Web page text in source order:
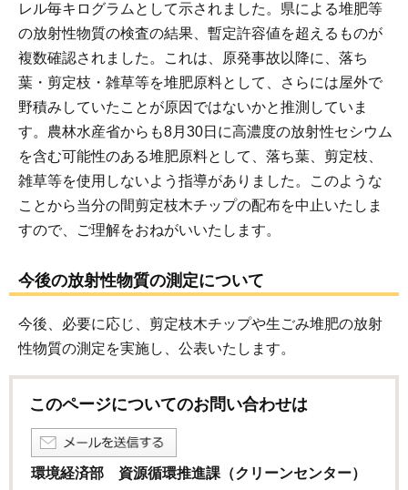
レル毎キログラムとして示されました。県による堆肥等
の放射性物質の検査の結果、暫定許容値を超えるものが
複数確認されました。これは、原発事故以降に、落ち
葉・剪定枝・雑草等を堆肥原料として、さらには屋外で
野積みしていたことが原因ではないかと推測していま
す。農林水産省からも8月30日に高濃度の放射性セシウム
を含む可能性のある堆肥原料として、落ち葉、剪定枝、
雑草等を使用しないよう指導がありました。このような
ことから当分の間剪定枝木チップの配布を中止いたしま
すので、ご理解をおねがいいたします。
今後の放射性物質の測定について
今後、必要に応じ、剪定枝木チップや生ごみ堆肥の放射
性物質の測定を実施し、公表いたします。
このページについてのお問い合わせは
環境経済部 資源循環推進課（クリーンセンター）